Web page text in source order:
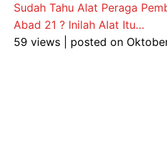
Sudah Tahu Alat Peraga
Abad 21 ? Inilah Alat Itu…
59 views
posted on